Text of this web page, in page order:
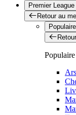
Premier League
Retour au
Populaire
Populaire